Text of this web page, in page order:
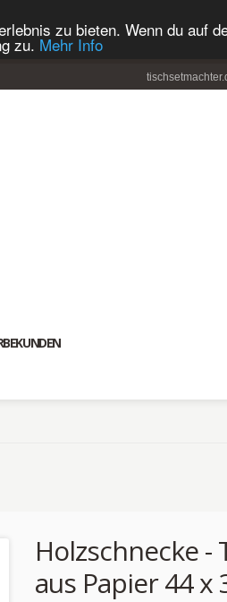
zu bieten. Wenn du auf
zu. Mehr Info
Holzschnecke -
aus Papier 44 x